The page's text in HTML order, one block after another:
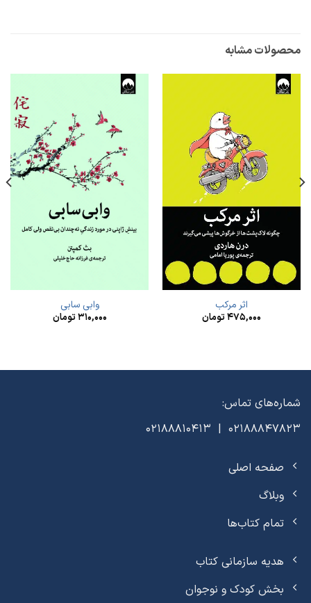
محصولات مشابه
اثر مرکب
۴۷۵,۰۰۰تومان
وابی سابی
۳۱۰,۰۰۰تومان
شماره‌های تماس:
02188847823 | 02188810413
صفحه اصلی
وبلاگ
تمام کتاب‌ها
هدیه سازمانی کتاب
بخش کودک و نوجوان